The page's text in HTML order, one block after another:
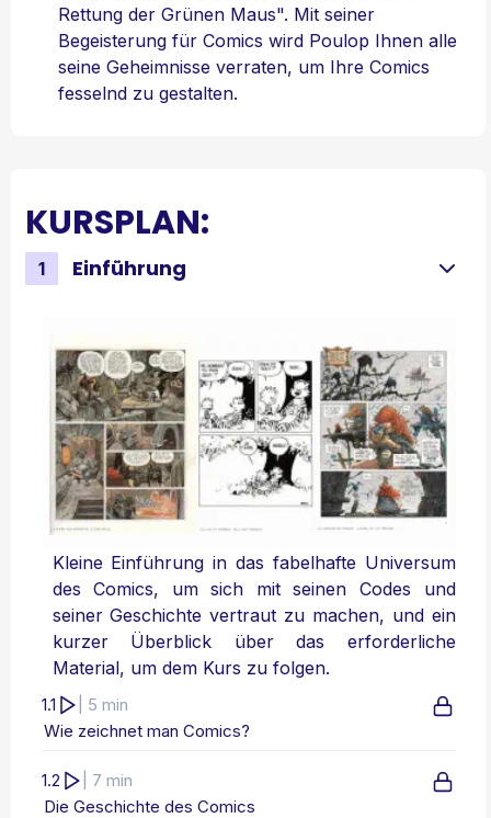
Rettung der Grünen Maus". Mit seiner
Begeisterung für Comics wird Poulop Ihnen alle
seine Geheimnisse verraten, um Ihre Comics
fesselnd zu gestalten.
KURSPLAN:
1 Einführung
Kleine Einführung in das fabelhafte Universum
des Comics, um sich mit seinen Codes und
seiner Geschichte vertraut zu machen, und ein
kurzer Überblick über das erforderliche
Material, um dem Kurs zu folgen.
1.1
| 5 min
Wie zeichnet man Comics?
1.2
| 7 min
Die Geschichte des Comics